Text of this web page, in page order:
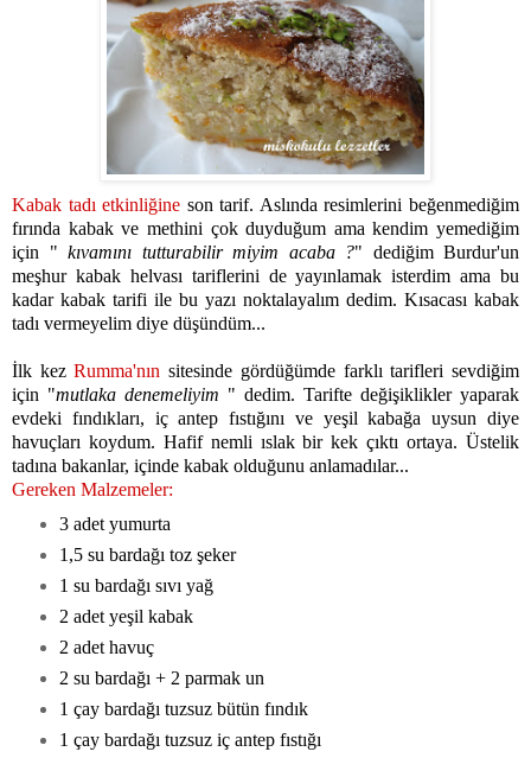
Kabak tadı etkinliğine son tarif. Aslında resimlerini beğenmediğim
fırında kabak ve methini çok duyduğum ama kendim yemediğim
için " kıvamını tutturabilir miyim acaba ?" dediğim Burdur'un
meşhur kabak helvası tariflerini de yayınlamak isterdim ama bu
kadar kabak tarifi ile bu yazı noktalayalım dedim. Kısacası kabak
tadı vermeyelim diye düşündüm...
İlk kezRumma'nınsitesinde gördüğümde farklı tarifleri sevdiğim
için "mutlaka denemeliyim " dedim. Tarifte değişiklikler yaparak
evdeki fındıkları, iç antep fıstığını ve yeşil kabağa uysun diye
havuçları koydum. Hafif nemli ıslak bir kek çıktı ortaya. Üstelik
tadına bakanlar, içinde kabak olduğunu anlamadılar...
Gereken Malzemeler:
3 adet yumurta
1,5 su bardağı toz şeker
1 su bardağı sıvı yağ
2 adet yeşil kabak
2 adet havuç
2 su bardağı + 2 parmak un
1 çay bardağı tuzsuz bütün fındık
1 çay bardağı tuzsuz iç antep fıstığı